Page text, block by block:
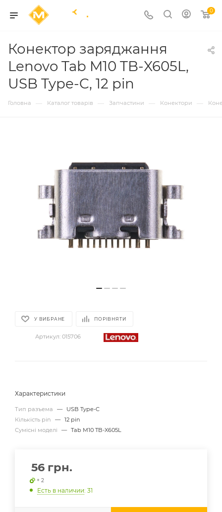
0
Конектор заряджання
Lenovo Tab M10 TB-X605L,
USB Type-C, 12 pin
Головна — Каталог товарів — Запчастини — Конектори —
У ВИБРАНЕ ПОРІВНЯТИ
Артикул: 015706
Характеристики
Тип разъема —
USB Type-C
Кількість pin
— 12 pin
Сумісні моделі
— Tab M10 TB-X605L
56 грн.
+ 2
Есть в наличии: 31